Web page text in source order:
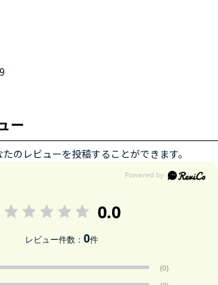
ー
のレビューを投稿することができます。
0.0
レビュー件数：0件
(0)